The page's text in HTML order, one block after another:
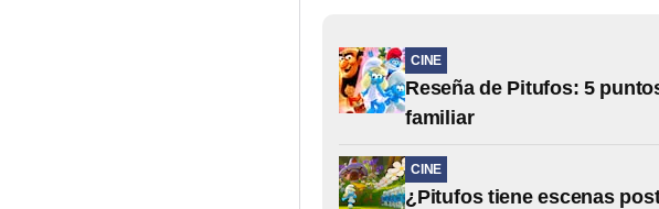
CINE
Reseña de Pitufos: 5
familiar
CINE
¿Pitufos tiene escenas